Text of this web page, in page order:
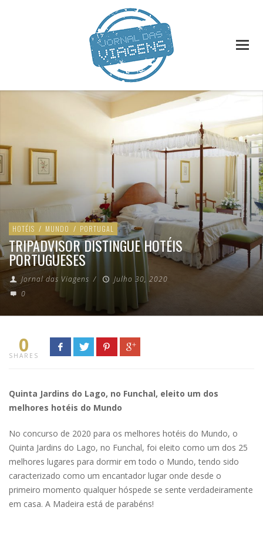
HOTÉIS / MUNDO / PORTUGAL
TRIPADVISOR DISTINGUE HOTÉIS
PORTUGUESES
Jornal das Viagens /
Julho 30, 2020
0
0
SHARES
Quinta Jardins do Lago, no Funchal, eleito um dos
melhores hotéis do Mundo
No concurso de 2020 para os melhores hotéis do Mundo, o
Quinta Jardins do Lago, no Funchal, foi eleito como um dos 25
melhores lugares para dormir em todo o Mundo, tendo sido
caracterizado como um encantador lugar onde desde o
primeiro momento qualquer hóspede se sente verdadeiramente
em casa. A Madeira está de parabéns!